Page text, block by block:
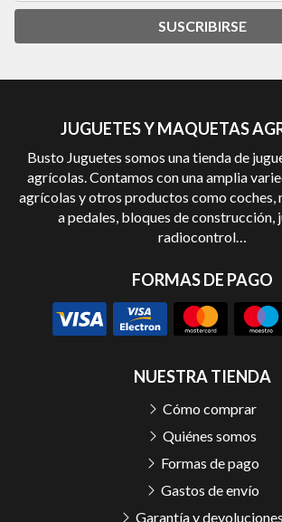
SUSCRIBIRSE
JUGUETES Y MAQUETAS
Busto Juguetes somos una tienda de
agrícolas. Contamos con una amplia
agrícolas y otros productos como coches,
a pedales, bloques de construcción,
radiocontrol…
FORMAS DE PAGO
NUESTRA TIENDA
Cómo comprar
Quiénes somos
Formas de pago
Gastos de envío
Garantía y devoluciones